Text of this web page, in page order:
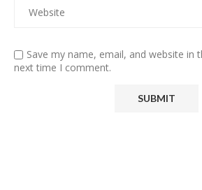
Save my name, email, and website in
next time I comment.